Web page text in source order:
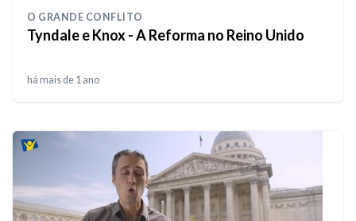
O GRANDE CONFLITO
Tyndale e Knox - A Reforma no Reino Unido
há mais de 1 ano